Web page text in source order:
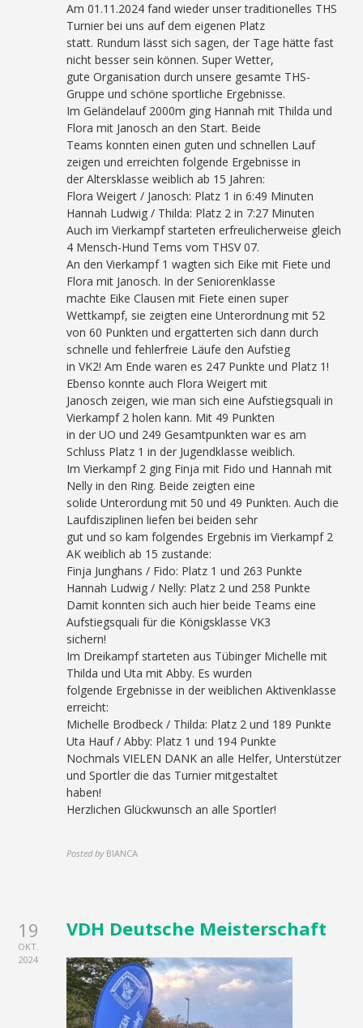
Am 01.11.2024 fand wieder unser traditionelles THS
Turnier bei uns auf dem eigenen Platz
statt. Rundum lässt sich sagen, der Tage hätte fast
nicht besser sein können. Super Wetter,
gute Organisation durch unsere gesamte THS-
Gruppe und schöne sportliche Ergebnisse.
Im Geländelauf 2000m ging Hannah mit Thilda und
Flora mit Janosch an den Start. Beide
Teams konnten einen guten und schnellen Lauf
zeigen und erreichten folgende Ergebnisse in
der Altersklasse weiblich ab 15 Jahren:
Flora Weigert / Janosch: Platz 1 in 6:49 Minuten
Hannah Ludwig / Thilda: Platz 2 in 7:27 Minuten
Auch im Vierkampf starteten erfreulicherweise gleich
4 Mensch-Hund Tems vom THSV 07.
An den Vierkampf 1 wagten sich Eike mit Fiete und
Flora mit Janosch. In der Seniorenklasse
machte Eike Clausen mit Fiete einen super
Wettkampf, sie zeigten eine Unterordnung mit 52
von 60 Punkten und ergatterten sich dann durch
schnelle und fehlerfreie Läufe den Aufstieg
in VK2! Am Ende waren es 247 Punkte und Platz 1!
Ebenso konnte auch Flora Weigert mit
Janosch zeigen, wie man sich eine Aufstiegsquali in
Vierkampf 2 holen kann. Mit 49 Punkten
in der UO und 249 Gesamtpunkten war es am
Schluss Platz 1 in der Jugendklasse weiblich.
Im Vierkampf 2 ging Finja mit Fido und Hannah mit
Nelly in den Ring. Beide zeigten eine
solide Unterordung mit 50 und 49 Punkten. Auch die
Laufdisziplinen liefen bei beiden sehr
gut und so kam folgendes Ergebnis im Vierkampf 2
AK weiblich ab 15 zustande:
Finja Junghans / Fido: Platz 1 und 263 Punkte
Hannah Ludwig / Nelly: Platz 2 und 258 Punkte
Damit konnten sich auch hier beide Teams eine
Aufstiegsquali für die Königsklasse VK3
sichern!
Im Dreikampf starteten aus Tübinger Michelle mit
Thilda und Uta mit Abby. Es wurden
folgende Ergebnisse in der weiblichen Aktivenklasse
erreicht:
Michelle Brodbeck / Thilda: Platz 2 und 189 Punkte
Uta Hauf / Abby: Platz 1 und 194 Punkte
Nochmals VIELEN DANK an alle Helfer, Unterstützer
und Sportler die das Turnier mitgestaltet
haben!
Herzlichen Glückwunsch an alle Sportler!
Posted by BIANCA
19
OKT.
2024
VDH Deutsche Meisterschaft